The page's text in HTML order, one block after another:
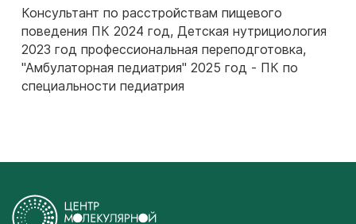
Консультант по расстройствам пищевого
поведения ПК 2024 год, Детская нутрициология
2023 год профессиональная переподготовка,
"Амбулаторная педиатрия" 2025 год - ПК по
специальности педиатрия